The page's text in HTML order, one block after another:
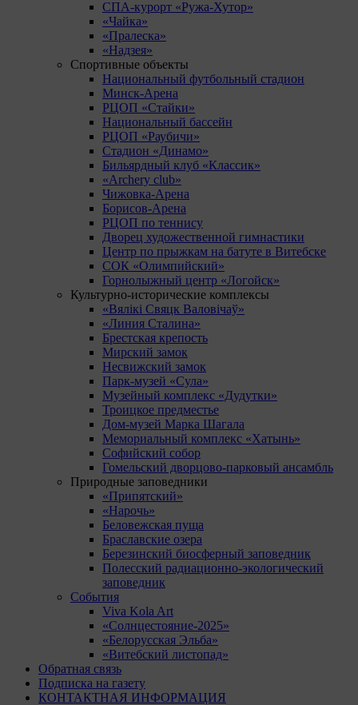
СПА-курорт «Ружа-Хутор»
«Чайка»
«Пралеска»
«Надзея»
Спортивные объекты
Национальный футбольный стадион
Минск-Арена
РЦОП «Стайки»
Национальный бассейн
РЦОП «Раубичи»
Стадион «Динамо»
Бильярдный клуб «Классик»
«Archery club»
Чижовка-Арена
Борисов-Арена
РЦОП по теннису
Дворец художественной гимнастики
Центр по прыжкам на батуте в Витебске
СОК «Олимпийский»
Горнолыжный центр «Логойск»
Культурно-исторические комплексы
«Вялікі Свяцк Валовічаў»
«Линия Сталина»
Брестская крепость
Мирский замок
Несвижский замок
Парк-музей «Сула»
Музейный комплекс «Дудутки»
Троицкое предместье
Дом-музей Марка Шагала
Мемориальный комплекс «Хатынь»
Софийский собор
Гомельский дворцово-парковый ансамбль
Природные заповедники
«Припятский»
«Нарочь»
Беловежская пуща
Браславские озера
Березинский биосферный заповедник
Полесский радиационно-экологический
заповедник
События
Viva Kola Art
«Солнцестояние-2025»
«Белорусская Эльба»
«Витебский листопад»
Обратная связь
Подписка на газету
КОНТАКТНАЯ ИНФОРМАЦИЯ